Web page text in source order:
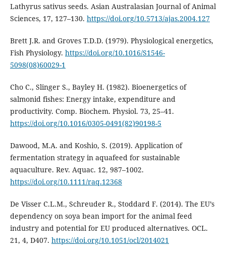
Lathyrus sativus seeds. Asian Australasian Journal of Animal
Sciences, 17, 127–130. https://doi.org/10.5713/ajas.2004.127
Brett J.R. and Groves T.D.D. (1979). Physiological energetics,
Fish Physiology. https://doi.org/10.1016/S1546-
5098(08)60029-1
Cho C., Slinger S., Bayley H. (1982). Bioenergetics of
salmonid fishes: Energy intake, expenditure and
productivity. Comp. Biochem. Physiol. 73, 25–41.
https://doi.org/10.1016/0305-0491(82)90198-5
Dawood, M.A. and Koshio, S. (2019). Application of
fermentation strategy in aquafeed for sustainable
aquaculture. Rev. Aquac. 12, 987–1002.
https://doi.org/10.1111/raq.12368
De Visser C.L.M., Schreuder R., Stoddard F. (2014). The EU’s
dependency on soya bean import for the animal feed
industry and potential for EU produced alternatives. OCL.
21, 4, D407. https://doi.org/10.1051/ocl/2014021